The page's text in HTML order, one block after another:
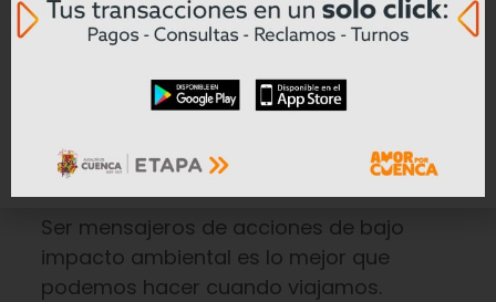
puedes estar financiando organizaciones
que se aprovechan de los niños para
tener ingresos significativos, en lo posible
reporta a las autoridades locales.
Promovamos las buenas prácticas
en el Ecuador
Ser mensajeros de acciones de bajo
impacto ambiental es lo mejor que
podemos hacer cuando viajamos.